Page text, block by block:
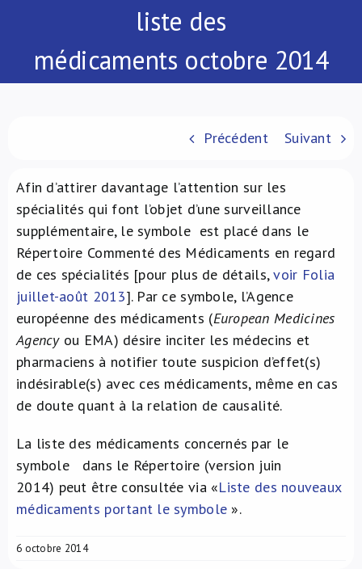
À propos de nous
liste des
médicaments octobre 2014
Précédent Suivant
Afin d’attirer davantage l’attention sur les
spécialités qui font l’objet d’une surveillance
supplémentaire, le symbole est placé dans le
Répertoire Commenté des Médicaments en regard
de ces spécialités [pour plus de détails,voir Folia
juillet-août 2013]. Par ce symbole, l’Agence
européenne des médicaments (European Medicines
Agencyou EMA) désire inciter les médecins et
pharmaciens à notifier toute suspicion d’effet(s)
indésirable(s) avec ces médicaments, même en cas
de doute quant à la relation de causalité.
La liste des médicaments concernés par le
symbole
dans le Répertoire (version juin
2014) peut être consultée via «Liste des nouveaux
médicaments portant le symbole ».
6 octobre 2014